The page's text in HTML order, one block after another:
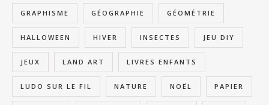
GRAPHISME GÉOGRAPHIE GÉOMÉTRIE
HALLOWEEN HIVER INSECTES JEU DIY
JEUX LAND ART LIVRES ENFANTS
LUDO SUR LE FIL NATURE NOËL PAPIER